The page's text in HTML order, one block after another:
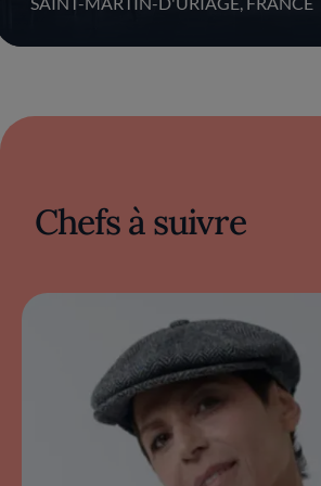
Michelinetquatre toques au
gastronomie, offrant une
pensé pour émerveiller
La cuisine de
Aribert
La montagne occupe
Chefs à suivre